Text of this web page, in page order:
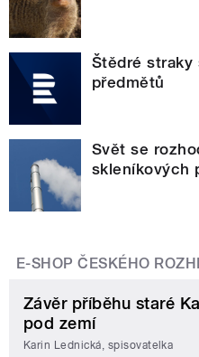
Štědré straky
předmětů
Svět se
skleníkových
E-SHOP ČESKÉHO
Závěr příběhu staré
pod zemí
Karin Lednická, spisovatelka